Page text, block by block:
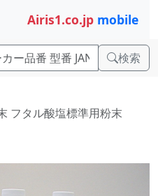
Airis1.co.jp mobile
検索
フタル酸塩標準用粉末